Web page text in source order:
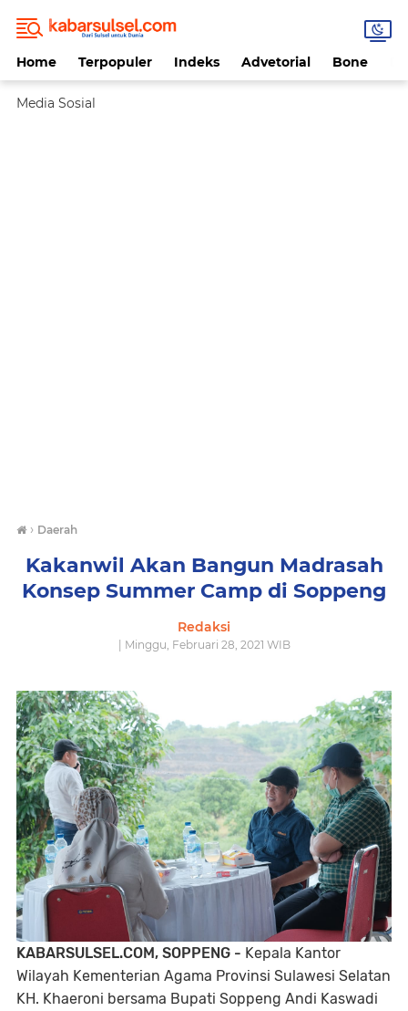
Home Terpopuler Indeks Advetorial Bone
Media Sosial
› Daerah
Kakanwil Akan Bangun Madrasah
Konsep Summer Camp di Soppeng
Redaksi
| Minggu, Februari 28, 2021 WIB
KABARSULSEL.COM, SOPPENG - Kepala Kantor
Wilayah Kementerian Agama Provinsi Sulawesi Selatan
KH. Khaeroni bersama Bupati Soppeng Andi Kaswadi